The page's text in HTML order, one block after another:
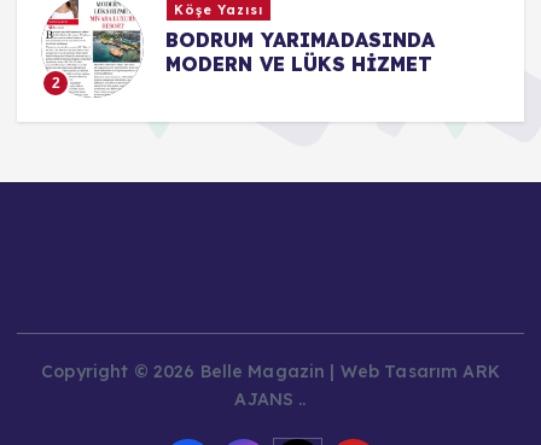
2
Köşe Yazısı
BODRUM YARIMADASINDA
MODERN VE LÜKS HİZMET
Copyright © 2026 Belle Magazin | Web Tasarım ARK
AJANS ..